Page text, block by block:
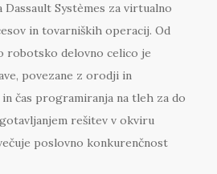
Dassault Systèmes za virtualno
in tovarniških operacij. Od
robotsko delovno celico je
povezane z orodji in
čas programiranja na tleh za do
rešitev v okviru
poslovno konkurenčnost